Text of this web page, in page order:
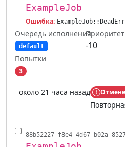
ExampleJob
Ошибка:
Очередь исполнения
default
Приоритет
-10
Попытки
3
около 21 часа назад
88b52227-f8e4-4d67-b02a-